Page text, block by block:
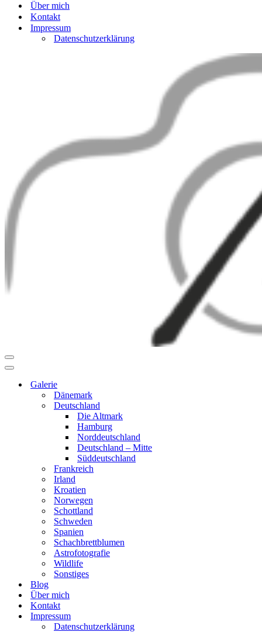
Über mich
Kontakt
Impressum
Datenschutzerklärung
Navigationsmenü
Navigationsmenü
Galerie
Dänemark
Deutschland
Die Altmark
Hamburg
Norddeutschland
Deutschland – Mitte
Süddeutschland
Frankreich
Irland
Kroatien
Norwegen
Schottland
Schweden
Spanien
Schachbrettblumen
Astrofotografie
Wildlife
Sonstiges
Blog
Über mich
Kontakt
Impressum
Datenschutzerklärung